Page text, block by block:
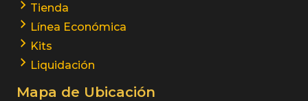
Tienda
Línea Económica
Kits
Liquidación
Mapa de Ubicación